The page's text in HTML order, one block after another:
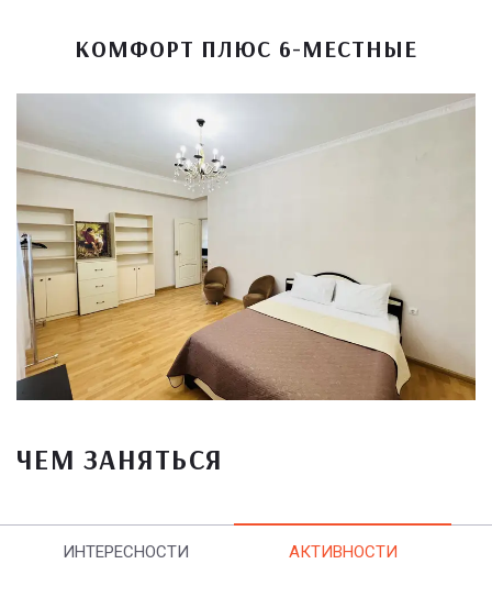
КОМФОРТ ПЛЮС 6-МЕСТНЫЕ
ЧЕМ ЗАНЯТЬСЯ
ИНТЕРЕСНОСТИ АКТИВНОСТИ